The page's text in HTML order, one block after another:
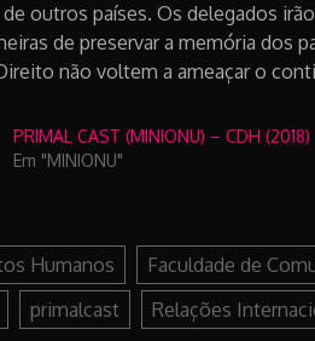
outros países. Os delegados
de preservar a memória dos
não voltem a ameaçar o
PRIMAL CAST (MINIONU) – CDH (2018)
Em "MINIONU"
Humanos Faculdade de
primalcast Relações